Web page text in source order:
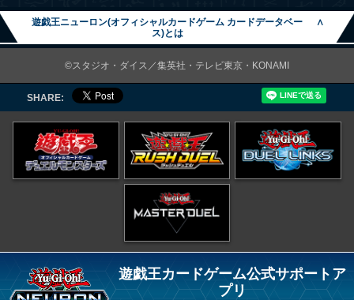
遊戯王ニューロン(オフィシャルカードゲーム カードデータベー
ス)とは
∧
©スタジオ・ダイス／集英社・テレビ東京・KONAMI
SHARE:
遊戯王カードゲーム公式サポートア
プリ